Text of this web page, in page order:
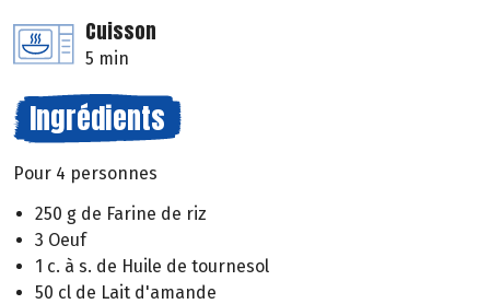
Cuisson
5 min
Ingrédients
Pour 4 personnes
250 g de Farine de riz
3 Oeuf
1 c. à s. de Huile de tournesol
50 cl de Lait d'amande